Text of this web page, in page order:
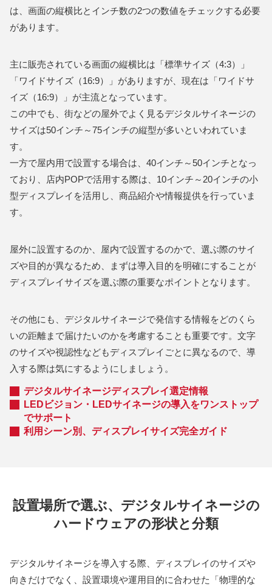
は、画面の縦横比とインチ数の2つの数値をチェックする必要
があります。
主に販売されている画面の縦横比は「標準サイズ（4:3）」
「ワイドサイズ（16:9）」がありますが、現在は「ワイドサ
イズ（16:9）」が主流となっています。
この中でも、街などの屋外でよく見るデジタルサイネージの
サイズは50インチ～75インチの縦型が多いといわれていま
す。
一方で屋内用で設置する場合は、40インチ～50インチとなっ
ており、店内POPで活用する際は、10インチ～20インチの小
型ディスプレイを活用し、商品紹介や情報提供を行っていま
す。
屋外に設置するのか、屋内で設置するのかで、選ぶ際のサイ
ズや目的が異なるため、まずは導入目的を明確にすることが
ディスプレイサイズを選ぶ際の重要なポイントとなります。
その他にも、デジタルサイネージで発信する情報をどのくら
いの距離まで届けたいのかを考慮することも重要です。文字
のサイズや視認性などもディスプレイごとに異なるので、導
入する際は気にするようにしましょう。
デジタルサイネージディスプレイ選定情報
LEDビジョン・LEDサイネージの導入をワンストップ
でサポート
利用シーン別、ディスプレイサイズ完全ガイド
設置場所で選ぶ、デジタルサイネージの
ハードウェアの形状と分類
デジタルサイネージを導入する際、ディスプレイのサイズや
向きだけでなく、設置環境や運用目的に合わせた「物理的な